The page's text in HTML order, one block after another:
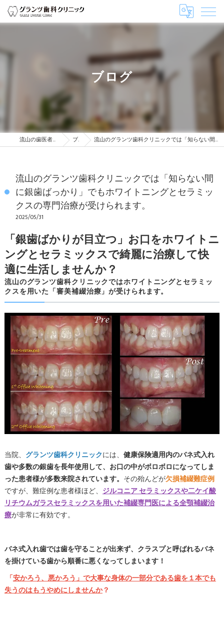
ブログ
流山の歯医者はグランツ歯科クリニック ブログ 流山のグランツ歯科クリニックでは「知らない間に銀歯ばっかり」でもホワイトニングとセラミックスの専門治療が受けられます。
流山のグランツ歯科クリニックでは「知らない間
に銀歯ばっかり」でもホワイトニングとセラミッ
クスの専門治療が受けられます。
2025/05/31
流山のグランツ歯科クリニックではホワイトニングとセラミッ
クスを用いた「審美補綴治療」が受けられます。
「銀歯ばかりが目立つ」お口をホワイトニ
ングとセラミックスで綺麗に治療して快
適に生活しませんか？
当院、 グランツ歯科クリニックには、 健康保険適用内のバネ式入れ
歯や多数の銀歯を長年使用して、お口の中がボロボロになってしま
った患者様が多数来院されています。 その殆んどが欠損補綴難症例
ですが、難症例な患者様ほど、 ジルコニア セラミックスや二ケイ酸
リチウムガラスセラミックスを用いた補綴専門医による全顎補綴治
療が非常に有効です。
バネ式入れ歯では歯を守ることが出来ず、クラスプと呼ばれるバネ
を掛けている歯から順番に悪くなってしまいます！
「安かろう、悪かろう」で大事な身体の一部分である歯を１本でも
失うのはもうやめにしませんか？